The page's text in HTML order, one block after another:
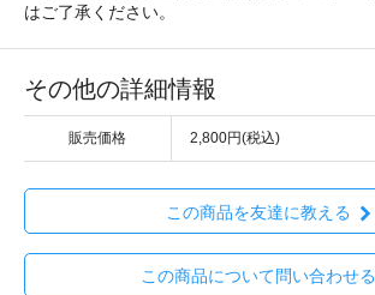
はご了承ください。
その他の詳細情報
販売価格 2,800円(税込)
この商品を友達に教える
この商品について問い合わせる